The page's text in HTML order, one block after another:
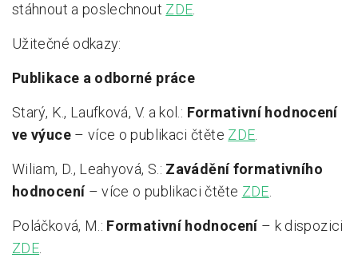
stáhnout a poslechnout ZDE
Užitečné odkazy:
Publikace a odborné práce
Starý, K., Laufková, V. a kol.: Formativní hodnocení
ve výuce – více o publikaci čtěte ZDE
Wiliam, D., Leahyová, S.: Zavádění formativního
hodnocení– více o publikaci čtěte ZDE
Poláčková, M.: Formativní hodnocení– k dispozici
ZDE